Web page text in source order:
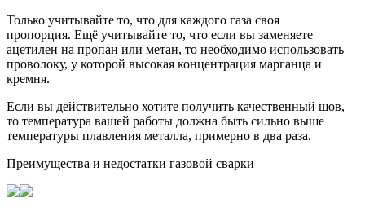
Только учитывайте то, что для каждого газа своя
пропорция. Ещё учитывайте то, что если вы заменяете
ацетилен на пропан или метан, то необходимо использовать
проволоку, у которой высокая концентрация марганца и
кремня.
Если вы действительно хотите получить качественный шов,
то температура вашей работы должна быть сильно выше
температуры плавления металла, примерно в два раза.
Преимущества и недостатки газовой сварки